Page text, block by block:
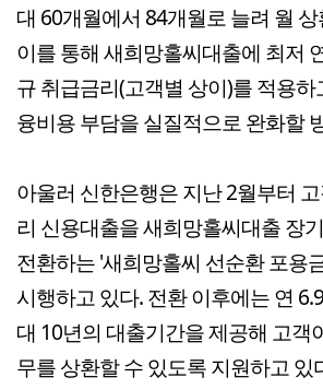
대 60개월에서 84개월로 늘려 월
이를 통해 새희망홀씨대출에 최저
규 취급금리(고객별 상이)를 적용
융비용 부담을 실질적으로 완화할
아울러 신한은행은 지난 2월부터
리 신용대출을 새희망홀씨대출 장
전환하는 '새희망홀씨 선순환 포용
시행하고 있다. 전환 이후에는 연
대 10년의 대출기간을 제공해 고객
무를 상환할 수 있도록 지원하고 있